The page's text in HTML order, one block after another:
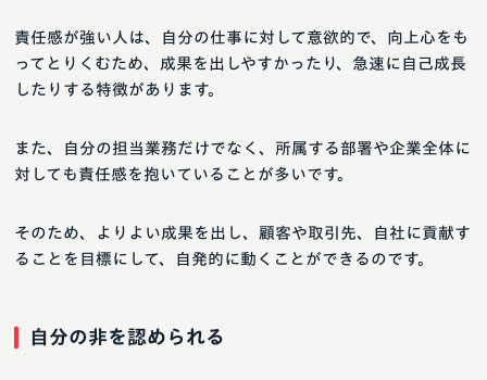
責任感が強い人は、自分の仕事に対して意欲的で、向上心をも
ってとりくむため、成果を出しやすかったり、急速に自己成長
したりする特徴があります。
また、自分の担当業務だけでなく、所属する部署や企業全体に
対しても責任感を抱いていることが多いです。
そのため、よりよい成果を出し、顧客や取引先、自社に貢献す
ることを目標にして、自発的に動くことができるのです。
自分の非を認められる